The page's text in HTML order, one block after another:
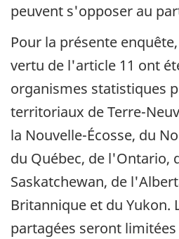
peuvent s'opposer au
Pour la présente
vertu de l'article 11 ont
organismes statistiques
territoriaux de Terre-
la Nouvelle-Écosse, du
du Québec, de l'Ontario,
Saskatchewan, de
Britannique et du Yukon.
partagées seront limitées